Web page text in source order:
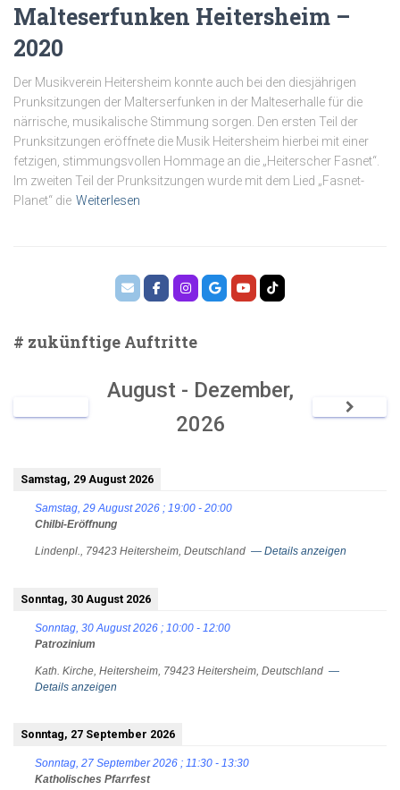
Malteserfunken Heitersheim –
2020
Der Musikverein Heitersheim konnte auch bei den diesjährigen
Prunksitzungen der Malterserfunken in der Malteserhalle für die
närrische, musikalische Stimmung sorgen. Den ersten Teil der
Prunksitzungen eröffnete die Musik Heitersheim hierbei mit einer
fetzigen, stimmungsvollen Hommage an die „Heiterscher Fasnet“.
Im zweiten Teil der Prunksitzungen wurde mit dem Lied „Fasnet-
Planet“ die Weiterlesen
# zukünftige Auftritte
August - Dezember,
2026
Samstag, 29 August 2026
Samstag, 29 August 2026 ; 19:00 - 20:00
Chilbi-Eröffnung
Lindenpl., 79423 Heitersheim, Deutschland — Details anzeigen
Sonntag, 30 August 2026
Sonntag, 30 August 2026 ; 10:00 - 12:00
Patrozinium
Kath. Kirche, Heitersheim, 79423 Heitersheim, Deutschland —
Details anzeigen
Sonntag, 27 September 2026
Sonntag, 27 September 2026 ; 11:30 - 13:30
Katholisches Pfarrfest